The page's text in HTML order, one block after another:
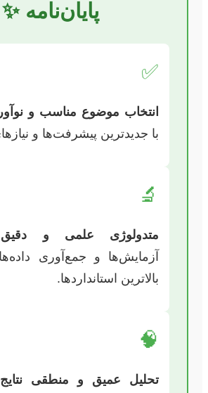
پایان‌نامه ✨
✅
انتخاب موضوع مناسب و
با جدیدترین پیشرفت‌ها و
🔬
متدولوژی علمی و
آزمایش‌ها و جمع‌آوری
بالاترین استانداردها.
🧠
تحلیل عمیق و منطقی